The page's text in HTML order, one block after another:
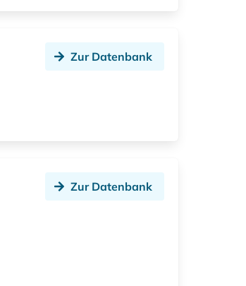
Zur Datenbank
Zur Datenbank